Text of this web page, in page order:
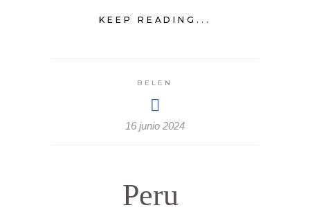
KEEP READING...
BELEN
16 junio 2024
Peru